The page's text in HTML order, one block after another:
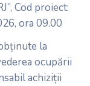
Cod proiect:
ora 09.00
la
ocupării
achiziții